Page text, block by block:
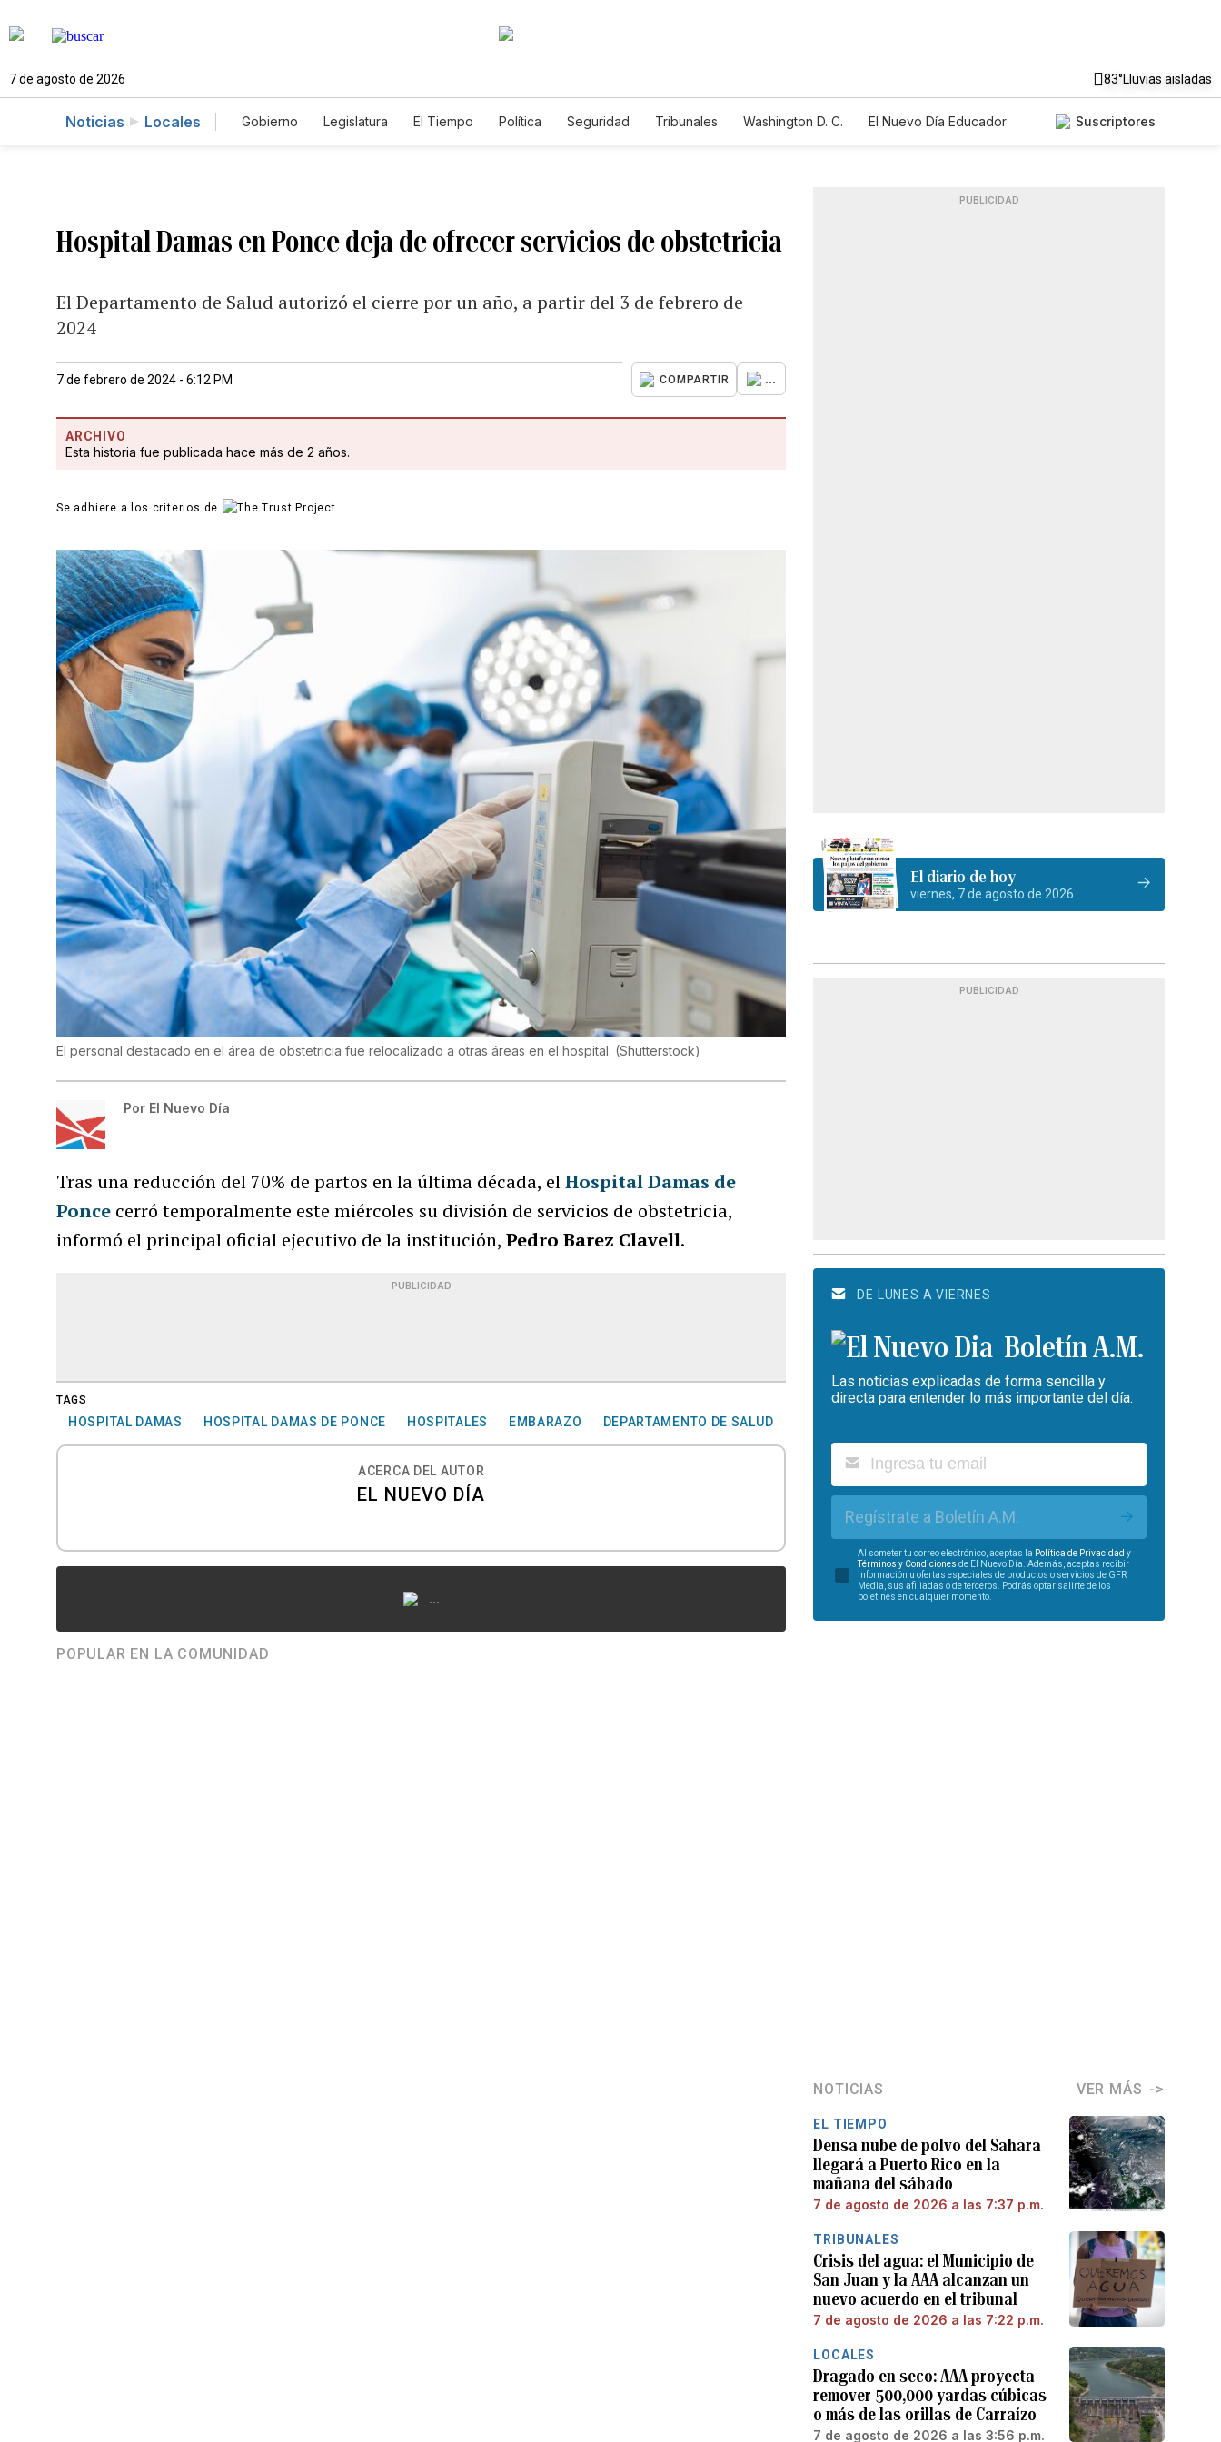
7 de agosto de 2026 83°Lluvias aisladas
Noticias Locales Gobierno Legislatura El Tiempo Política Seguridad Tribunales Washington D. C.
El Nuevo Día Educador
Suscriptores
Hospital Damas en Ponce deja de ofrecer servicios de obstetricia
El Departamento de Salud autorizó el cierre por un año, a partir del 3 de febrero de
2024
7 de febrero de 2024 - 6:12 PM COMPARTIR ...
ARCHIVO
Esta historia fue publicada hace más de 2 años.
Se adhiere a los criterios de
El personal destacado en el área de obstetricia fue relocalizado a otras áreas en el hospital. (Shutterstock)
Por El Nuevo Día
Tras una reducción del 70% de partos en la última década, elHospital Damas de
Ponce cerró temporalmente este miércoles su división de servicios de obstetricia,
informó el principal oficial ejecutivo de la institución,Pedro Barez Clavell.
PUBLICIDAD
TAGS
HOSPITAL DAMAS HOSPITAL DAMAS DE PONCE HOSPITALES EMBARAZO DEPARTAMENTO DE SALUD
ACERCA DEL AUTOR
EL NUEVO DÍA
...
POPULAR EN LA COMUNIDAD
PUBLICIDAD
El diario de hoy
viernes, 7 de agosto de 2026
PUBLICIDAD
DE LUNES A VIERNES
Boletín A.M.
Las noticias explicadas de forma sencilla y
directa para entender lo más importante del día.
Regístrate a Boletín A.M.
Al someter tu correo electrónico, aceptas la Política de Privacidad y
Términos y Condiciones de El Nuevo Día. Además, aceptas recibir
información u ofertas especiales de productos o servicios de GFR
Media, sus afiliadas o de terceros. Podrás optar salirte de los
boletines en cualquier momento.
NOTICIAS VER MÁS
EL TIEMPO
Densa nube de polvo del Sahara
llegará a Puerto Rico en la
mañana del sábado
7 de agosto de 2026 a las 7:37 p.m.
TRIBUNALES
Crisis del agua: el Municipio de
San Juan y la AAA alcanzan un
nuevo acuerdo en el tribunal
7 de agosto de 2026 a las 7:22 p.m.
LOCALES
Dragado en seco: AAA proyecta
remover 500,000 yardas cúbicas
o más de las orillas de Carraízo
7 de agosto de 2026 a las 3:56 p.m.